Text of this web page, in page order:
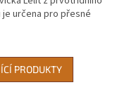
určena pro přesné
PRODUKTY